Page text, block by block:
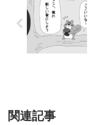
関連記事